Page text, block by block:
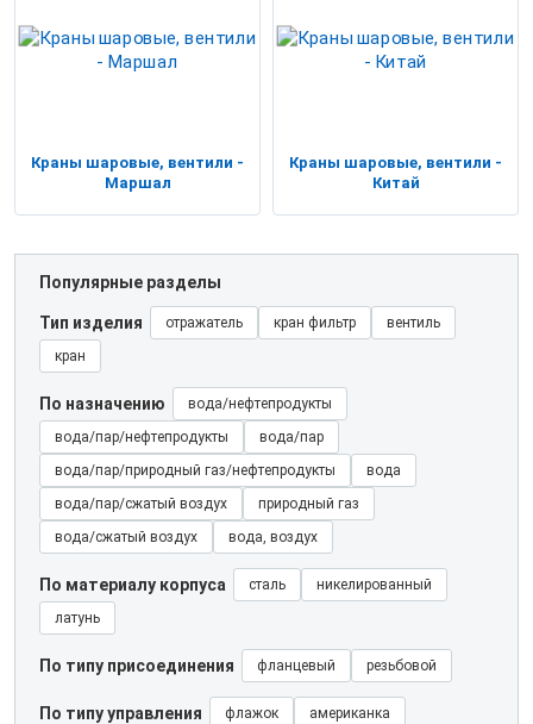
Краны шаровые, вентили -
Маршал
Краны шаровые, вентили -
Китай
Популярные разделы
Тип изделия отражатель кран фильтр
вентиль
кран
По назначению
вода/нефтепродукты
вода/пар/нефтепродукты
вода/пар
вода/пар/природный газ/нефтепродукты
вода
вода/пар/сжатый воздух
природный газ
вода/сжатый воздух
вода, воздух
По материалу корпуса сталь
никелированный
латунь
По типу присоединения фланцевый резьбовой
По типу управления флажок
американка